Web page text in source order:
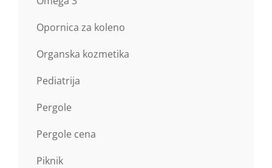
Opornica za koleno
Organska kozmetika
Pediatrija
Pergole
Pergole cena
Piknik